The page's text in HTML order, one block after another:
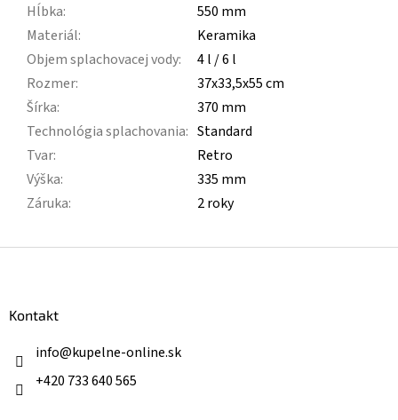
Hĺbka:
550 mm
Materiál:
Keramika
Objem splachovacej vody:
4 l / 6 l
Rozmer:
37x33,5x55 cm
Šírka:
370 mm
Technológia splachovania: Standard
Tvar:
Retro
Výška:
335 mm
Záruka: 2 roky
Kontakt
info@kupelne-online.sk
+420 733 640 565